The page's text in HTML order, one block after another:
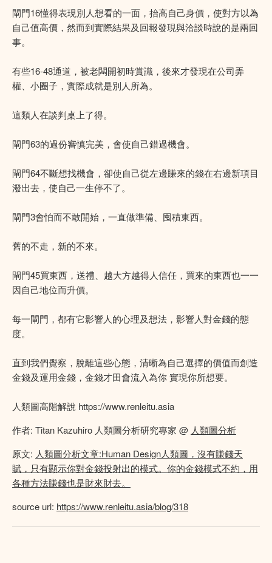
閘門16懂得表現別人想看的一面，抬高自己身價，使對方以為
自己值高價，然而到實際結果及回報發現與洽談時說的是兩回
事。
有些16-48通道，被老闆開初時賞識，後來才發現在公司弄
權、小圈子，實際成就是別人所為。
這類人在談判桌上了得。
閘門63的過份審慎完美，會使自己錯過機會。
閘門64不斷想找機會，卻使自己從左邊賺來的錢在右邊新項目
潑出去，使自己一生停不了。
閘門3會怕而不敢開始，一直做準備、囤積東西。
舊的不走，新的不來。
閘門45買東西，送禮、越大方越得人信任，買來的東西也一一
因自己地位而升價。
每一閘門，都有它影響人的心理及想法，影響人對金錢的態
度。
直到我們覺察，脫離這些心態，清晰為自己選擇的價值而創造
金錢及運用金錢，金錢才田會流入為你 實現你所想要。
人類圖高階解說 https://www.renleitu.asia
作者: Titan Kazuhiro 人類圖分析研究專家 @ 人類圖分析
原文: 人類圖分析文章:Human Design人類圖，沒有賺錢天
賦，只有顯示你對金錢投射出的模式。你的金錢模式不約，用
各種方法賺錢也是財來財去。
source url: https://www.renleitu.asia/blog/318